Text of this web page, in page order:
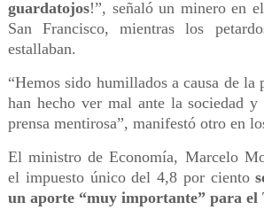
guardatojos!”, señaló un minero en
San Francisco, mientras los
estallaban.
“Hemos sido humillados a causa de la
han hecho ver mal ante la sociedad y
prensa mentirosa”, manifestó otro en
El ministro de Economía, Marcelo
el impuesto único del 4,8 por ciento
un aporte “muy importante” para el